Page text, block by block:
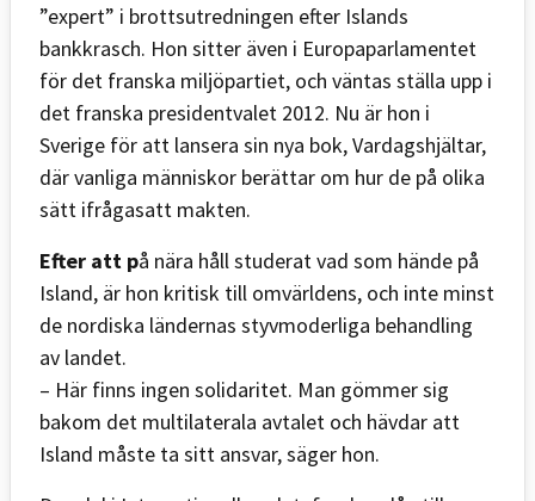
”expert” i brottsutredningen efter Islands
bankkrasch. Hon sitter även i Europaparlamentet
för det franska miljöpartiet, och väntas ställa upp i
det franska presidentvalet 2012. Nu är hon i
Sverige för att lansera sin nya bok, Vardagshjältar,
där vanliga människor berättar om hur de på olika
sätt ifrågasatt makten.
Efter att på nära håll studerat vad som hände på
Island, är hon kritisk till omvärldens, och inte minst
de nordiska ländernas styvmoderliga behandling
av landet.
– Här finns ingen solidaritet. Man gömmer sig
bakom det multilaterala avtalet och hävdar att
Island måste ta sitt ansvar, säger hon.